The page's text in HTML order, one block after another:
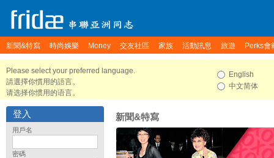
新聞&特寫 時尚娛樂 Money 交友社區 家族 活動訊息 旅遊 Perks會
Please select your preferred language.
請選擇你慣用的語言。
请选择你惯用的语言。
English
中文简体
登入
用戶名
密碼
新聞&特寫